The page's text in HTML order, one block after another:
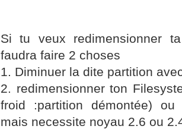
Si tu veux redimensionner
faudra faire 2 choses
1. Diminuer la dite partition
2. redimensionner ton
froid :partition démontée)
mais necessite noyau 2.6 ou